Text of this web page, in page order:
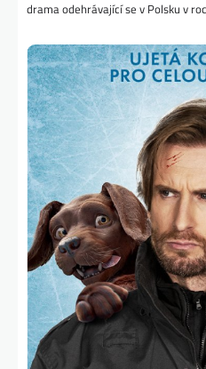
drama odehrávající se v Polsku v